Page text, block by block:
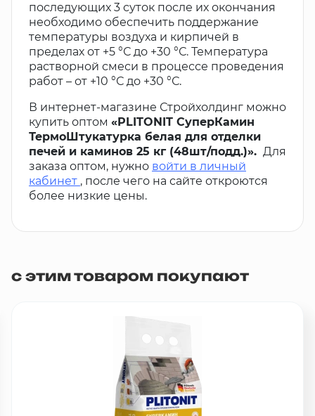
последующих 3 суток после их окончания
необходимо обеспечить поддержание
температуры воздуха и кирпичей в
пределах от +5 °С до +30 °С. Температура
растворной смеси в процессе проведения
работ – от +10 °С до +30 °С.
В интернет-магазине Стройхолдинг можно
купить оптом «PLITONIT СуперКамин
ТермоШтукатурка белая для отделки
печей и каминов 25 кг (48шт/подд.)». Для
заказа оптом, нужно войти в личный
кабинет , после чего на сайте откроются
более низкие цены.
с этим товаром покупают